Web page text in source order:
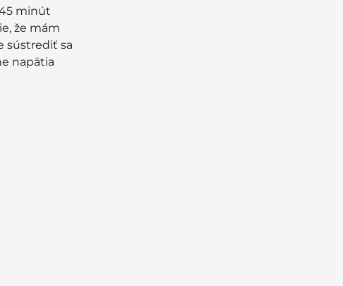
minút
že mám
sústrediť sa
napätia